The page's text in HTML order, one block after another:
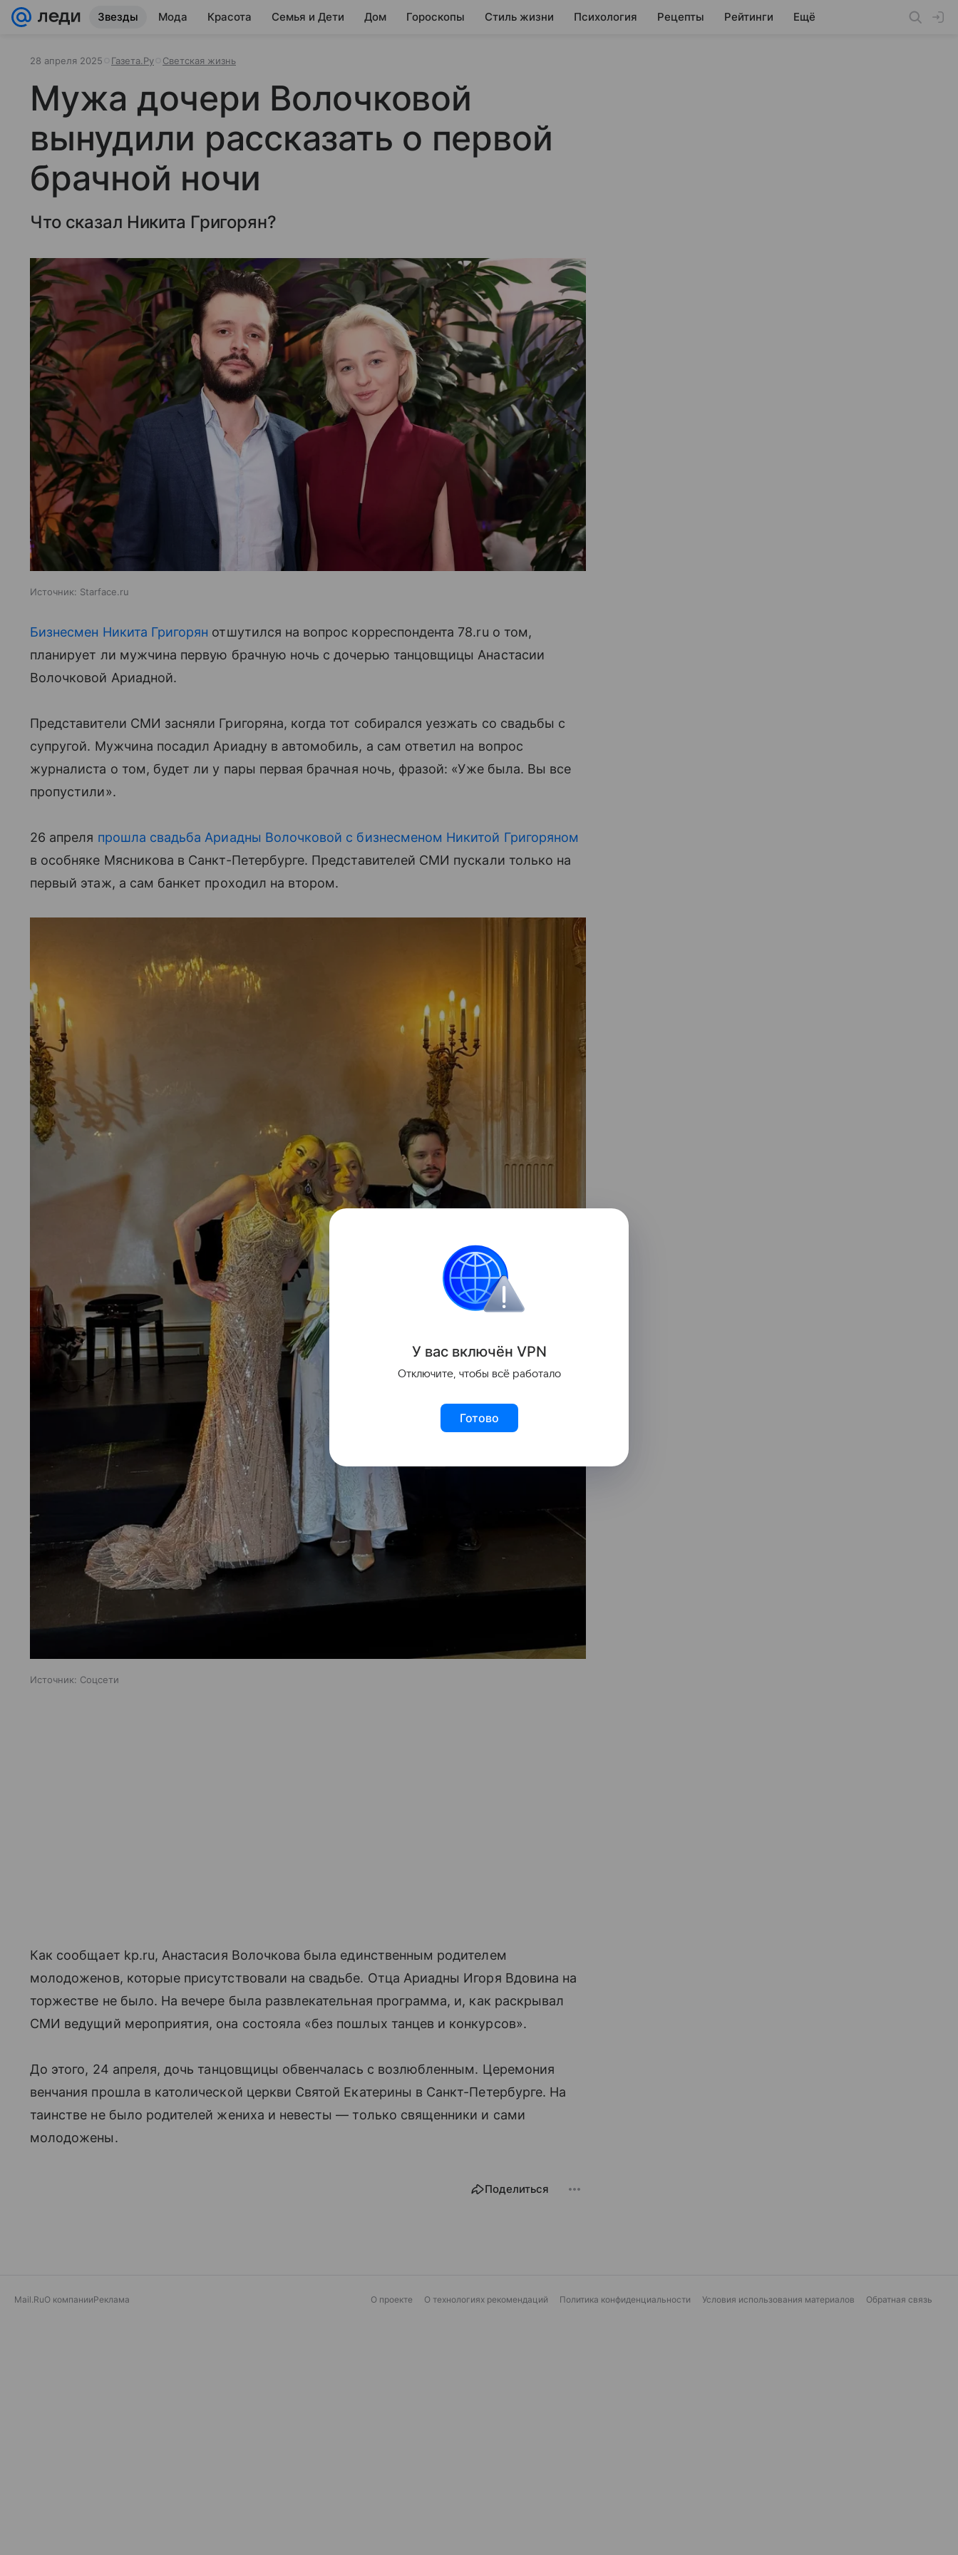
Звезды Мода Красота Семья и Дети Дом Гороскопы Стиль жизни Психология Рецепты Рейтинги Ещё
28 апреля 2025 Газета.Ру Светская жизнь
Мужа дочери Волочковой
вынудили рассказать о первой
брачной ночи
Что сказал Никита Григорян?
Источник: Starface.ru
Бизнесмен Никита Григорян отшутился на вопрос корреспондента 78.ru о том,
планирует ли мужчина первую брачную ночь с дочерью танцовщицы Анастасии
Волочковой Ариадной.
Представители СМИ засняли Григоряна, когда тот собирался уезжать со свадьбы с
супругой. Мужчина посадил Ариадну в автомобиль, а сам ответил на вопрос
журналиста о том, будет ли у пары первая брачная ночь, фразой: «Уже была. Вы все
пропустили».
26 апреля прошла свадьба Ариадны Волочковой с бизнесменом Никитой Григоряном
в особняке Мясникова в Санкт-Петербурге. Представителей СМИ пускали только на
первый этаж, а сам банкет проходил на втором.
Источник: Соцсети
Как сообщает kp.ru, Анастасия Волочкова была единственным родителем
молодоженов, которые присутствовали на свадьбе. Отца Ариадны Игоря Вдовина на
торжестве не было. На вечере была развлекательная программа, и, как раскрывал
СМИ ведущий мероприятия, она состояла «без пошлых танцев и конкурсов».
До этого, 24 апреля, дочь танцовщицы обвенчалась с возлюбленным. Церемония
венчания прошла в католической церкви Святой Екатерины в Санкт-Петербурге. На
таинстве не было родителей жениха и невесты — только священники и сами
молодожены.
Поделиться
Mail.RuО компанииРеклама О проекте О технологиях рекомендаций Политика конфиденциальности Условия использования материалов Обратная связь
У вас включён VPN
Отключите, чтобы всё работало
Готово